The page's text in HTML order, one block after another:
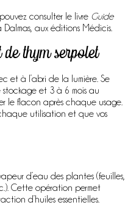
pouvez consulter le livre Guide
aux éditions Médicis.
thym serpolet
et à l’abri de la lumière. Se
stockage et 3 à 6 mois au
le flacon après chaque usage.
chaque utilisation et que vos
d’eau des plantes (feuilles,
Cette opération permet
d’huiles essentielles.